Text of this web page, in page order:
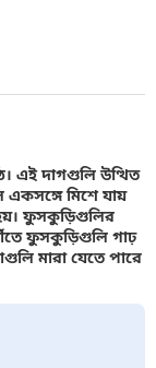
এই দাগগুলি উত্থিত
একসঙ্গে মিশে যায়
ফুসকুড়িগুলির
ফুসকুড়িগুলি গাঢ়
মারা যেতে পারে